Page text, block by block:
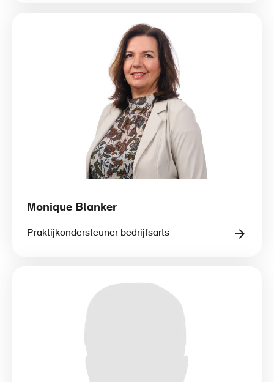
Monique Blanker
Praktijkondersteuner bedrijfsarts